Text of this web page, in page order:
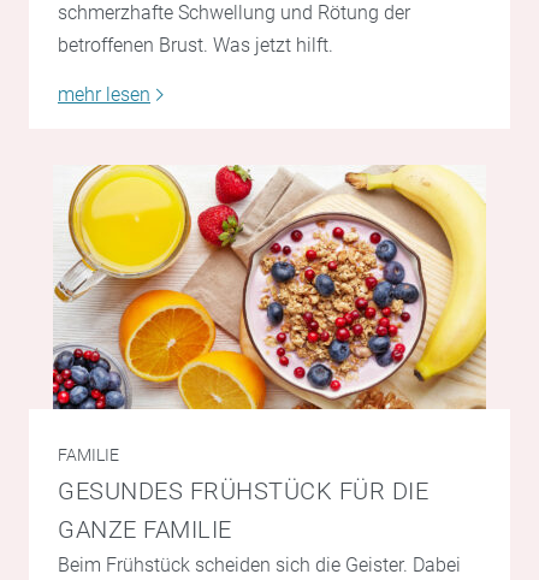
schmerzhafte Schwellung und Rötung der
betroffenen Brust. Was jetzt hilft.
mehr lesen
FAMILIE
GESUNDES FRÜHSTÜCK FÜR DIE
GANZE FAMILIE
Beim Frühstück scheiden sich die Geister. Dabei